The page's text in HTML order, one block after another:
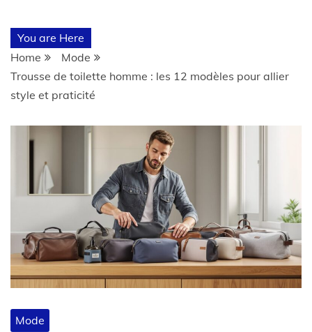
You are Here
Home
Mode
Trousse de toilette homme : les 12 modèles pour allier
style et praticité
Mode